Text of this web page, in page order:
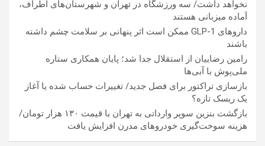
نخواهد داشت/ سه ورزشگاه در تهران و شهرستان‌های اطراف،
آماده میزبانی هستند
داروهای GLP-1 ممکن است اثر پنهانی بر سلامت چشم داشته
باشند
رامین رضاییان از استقلال جدا شد؛ پایان همکاری ستاره
ملی‌پوش با آبی‌ها
بازسازی تراکتور برای فصل جدید/ تغییرات حساب شده یا آغاز
یک ریسک تازه؟
بازگشت بنزین سوپر وارداتی به تهران با قیمت ۱۳۰ هزار تومان/
هزینه سوخت‌گیری خودرو‌های مدرن افزایش یافت